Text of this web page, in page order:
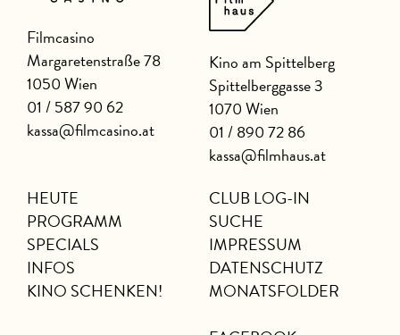
Filmcasino
Margaretenstraße 78
1050 Wien
01 / 587 90 62
kassa@filmcasino.at
Kino am Spittelberg
Spittelberggasse 3
1070 Wien
01 / 890 72 86
kassa@filmhaus.at
HEUTE
PROGRAMM
SPECIALS
INFOS
KINO SCHENKEN!
CLUB LOG-IN
SUCHE
IMPRESSUM
DATENSCHUTZ
MONATSFOLDER